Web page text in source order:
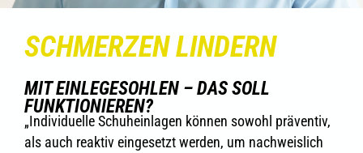
SCHMERZEN LINDERN
MIT EINLEGESOHLEN – DAS SOLL
FUNKTIONIEREN?
„Individuelle Schuheinlagen können sowohl präventiv,
als auch reaktiv eingesetzt werden, um nachweislich